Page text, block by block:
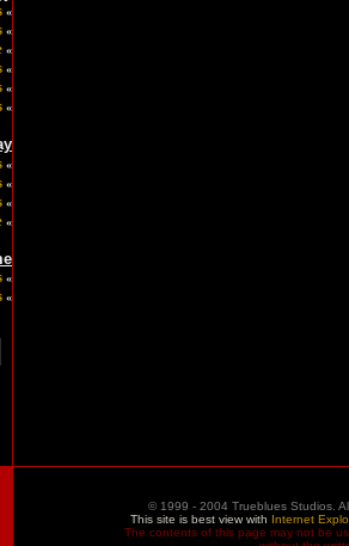
«
«
«
«
«
«
«
«
«
«
«
«
© 1999 - 2004 Trueblues Studios.
This site is best view with Internet
The contents of this page may not be